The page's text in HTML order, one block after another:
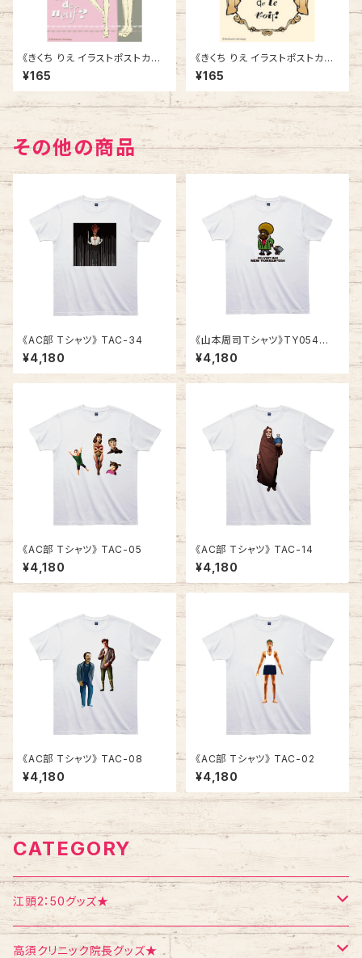
《きくち りえ イラストポストカー
ド》CK-5／ 女の子2人
¥165
《きくち りえ イラストポストカー
ド》CK-7／ カーテン
¥165
その他の商品
《AC部 Tシャツ》 TAC-34
¥4,180
《山本周司Ｔシャツ》TY054
／ DELIVERY MAN
¥4,180
《AC部 Tシャツ》 TAC-05
¥4,180
《AC部 Tシャツ》 TAC-14
¥4,180
《AC部 Tシャツ》 TAC-08
¥4,180
《AC部 Tシャツ》 TAC-02
¥4,180
CATEGORY
江頭2：50グッズ★
Tシャツ
高須クリニック院長グッズ★